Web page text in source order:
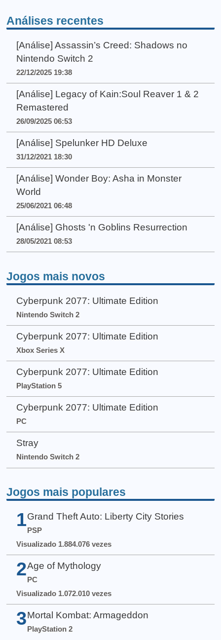
Análises recentes
[Análise] Assassin’s Creed: Shadows no
Nintendo Switch 2
22/12/2025 19:38
[Análise] Legacy of Kain:Soul Reaver 1 & 2
Remastered
26/09/2025 06:53
[Análise] Spelunker HD Deluxe
31/12/2021 18:30
[Análise] Wonder Boy: Asha in Monster
World
25/06/2021 06:48
[Análise] Ghosts 'n Goblins Resurrection
28/05/2021 08:53
Jogos mais novos
Cyberpunk 2077: Ultimate Edition
Nintendo Switch 2
Cyberpunk 2077: Ultimate Edition
Xbox Series X
Cyberpunk 2077: Ultimate Edition
PlayStation 5
Cyberpunk 2077: Ultimate Edition
PC
Stray
Nintendo Switch 2
Jogos mais populares
1 Grand Theft Auto: Liberty City Stories
PSP
Visualizado 1.884.076 vezes
2 Age of Mythology
PC
Visualizado 1.072.010 vezes
3 Mortal Kombat: Armageddon
PlayStation 2